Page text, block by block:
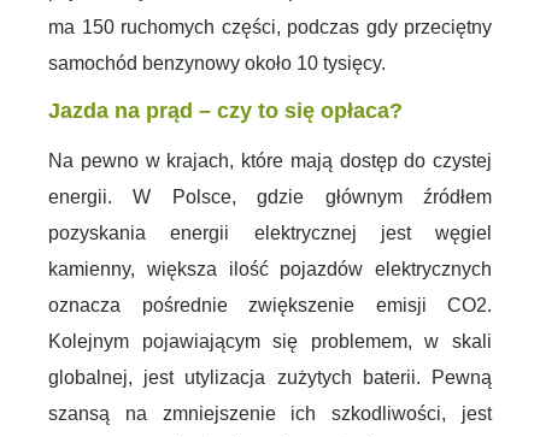
ma 150 ruchomych części, podczas gdy przeciętny
samochód benzynowy około 10 tysięcy.
Jazda na prąd – czy to się opłaca?
Na pewno w krajach, które mają dostęp do czystej
energii. W Polsce, gdzie głównym źródłem
pozyskania energii elektrycznej jest węgiel
kamienny, większa ilość pojazdów elektrycznych
oznacza pośrednie zwiększenie emisji CO2.
Kolejnym pojawiającym się problemem, w skali
globalnej, jest utylizacja zużytych baterii. Pewną
szansą na zmniejszenie ich szkodliwości, jest